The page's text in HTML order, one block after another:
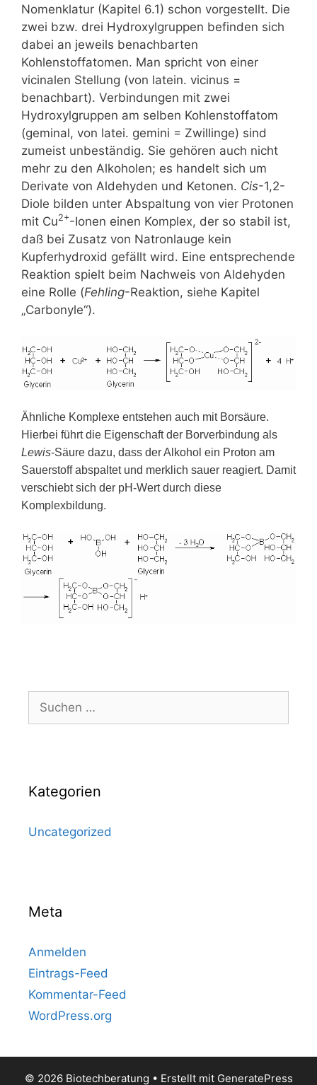
Nomenklatur (Kapitel 6.1) schon vorgestellt. Die
zwei bzw. drei Hydroxylgruppen befinden sich
dabei an jeweils benachbarten
Kohlenstoffatomen. Man spricht von einer
vicinalen Stellung (von latein. vicinus =
benachbart). Verbindungen mit zwei
Hydroxylgruppen am selben Kohlenstoffatom
(geminal, von latei. gemini = Zwillinge) sind
zumeist unbeständig. Sie gehören auch nicht
mehr zu den Alkoholen; es handelt sich um
Derivate von Aldehyden und Ketonen. Cis-1,2-
Diole bilden unter Abspaltung von vier Protonen
mit Cu2+-Ionen einen Komplex, der so stabil ist,
daß bei Zusatz von Natronlauge kein
Kupferhydroxid gefällt wird. Eine entsprechende
Reaktion spielt beim Nachweis von Aldehyden
eine Rolle (Fehling-Reaktion, siehe Kapitel
„Carbonyle“).
Ähnliche Komplexe entstehen auch mit Borsäure.
Hierbei führt die Eigenschaft der Borverbindung als
Lewis-Säure dazu, dass der Alkohol ein Proton am
Sauerstoff abspaltet und merklich sauer reagiert. Damit
verschiebt sich der pH-Wert durch diese
Komplexbildung.
Suchen
nach:
Kategorien
Uncategorized
Meta
Anmelden
Eintrags-Feed
Kommentar-Feed
WordPress.org
© 2026 Biotechberatung • Erstellt mit GeneratePress